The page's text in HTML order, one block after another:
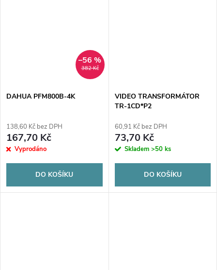
382 Kč
–56 %
DAHUA PFM800B-4K
138,60 Kč bez DPH
167,70 Kč
Vyprodáno
DO KOŠÍKU
VIDEO TRANSFORMÁTOR
TR-1CD*P2
60,91 Kč bez DPH
73,70 Kč
Skladem >50 ks
DO KOŠÍKU